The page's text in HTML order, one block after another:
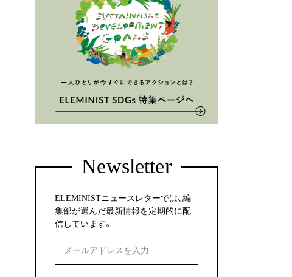
Newsletter
ELEMINISTニュースレターでは、編
集部が選んだ最新情報を定期的に配
信しています。